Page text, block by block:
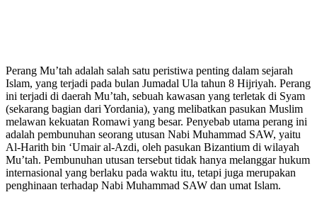
Perang Mu’tah adalah salah satu peristiwa penting dalam sejarah
Islam, yang terjadi pada bulan Jumadal Ula tahun 8 Hijriyah. Perang
ini terjadi di daerah Mu’tah, sebuah kawasan yang terletak di Syam
(sekarang bagian dari Yordania), yang melibatkan pasukan Muslim
melawan kekuatan Romawi yang besar. Penyebab utama perang ini
adalah pembunuhan seorang utusan Nabi Muhammad SAW, yaitu
Al-Harith bin ‘Umair al-Azdi, oleh pasukan Bizantium di wilayah
Mu’tah. Pembunuhan utusan tersebut tidak hanya melanggar hukum
internasional yang berlaku pada waktu itu, tetapi juga merupakan
penghinaan terhadap Nabi Muhammad SAW dan umat Islam.